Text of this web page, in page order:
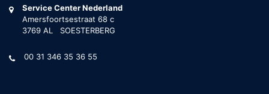
Service Center Nederland
Amersfoortsestraat 68 c
3769 AL SOESTERBERG
00 31 346 35 36 55